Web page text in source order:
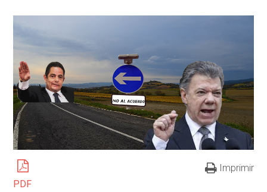
PDF
Imprimir